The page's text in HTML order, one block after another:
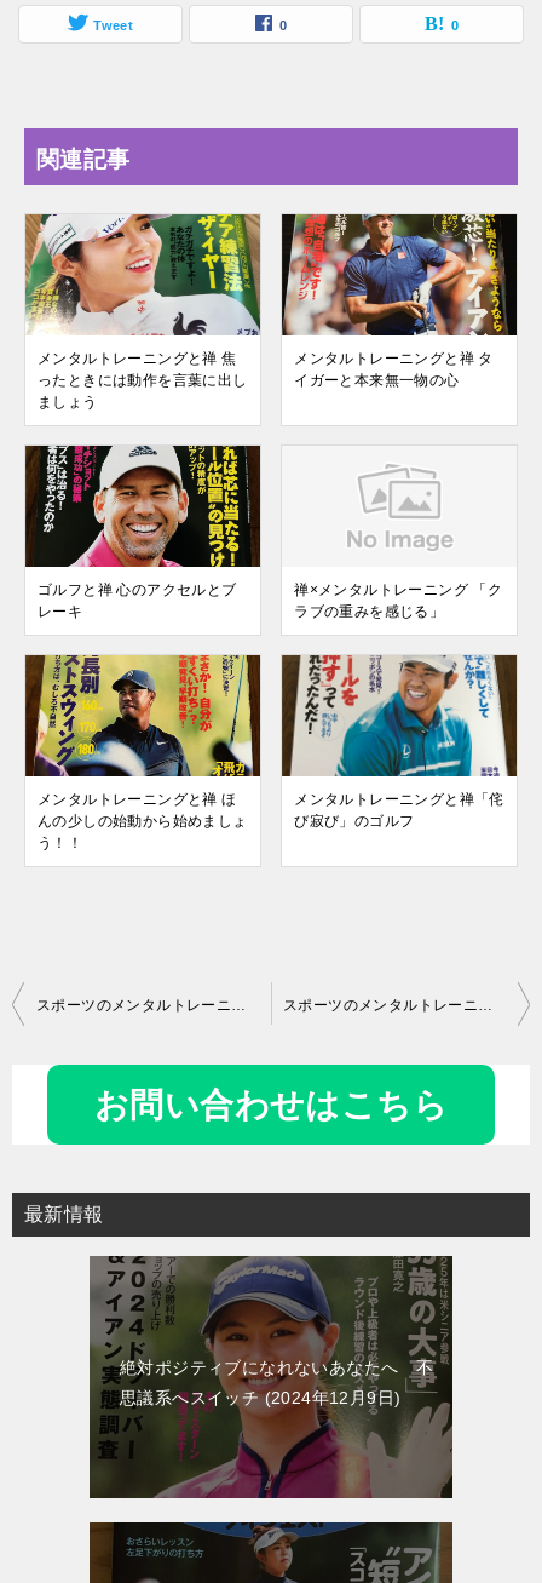
Tweet 0 0
関連記事
メンタルトレーニングと禅 焦
ったときには動作を言葉に出し
ましょう
メンタルトレーニングと禅 タ
イガーと本来無一物の心
ゴルフと禅 心のアクセルとブ
レーキ
禅×メンタルトレーニング 「ク
ラブの重みを感じる」
メンタルトレーニングと禅 ほ
んの少しの始動から始めましょ
う！！
メンタルトレーニングと禅「侘
び寂び」のゴルフ
投
ー
シ
スポーツのメンタルトレーニングと禅 静かな心とは 頑張る集中から自然な集中へ スポーツのメンタルトレーニングと禅 自問自答力をつけましょう
お問い合わせはこちら
最新情報
絶対ポジティブになれないあなたへ 不
思議系へスイッチ
2024年12月9日